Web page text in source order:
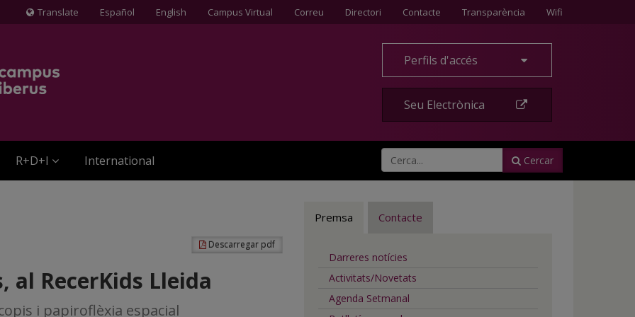
Icona
Translate Español English Campus Virtual Correu Directori Contacte
Contacte Transparència Wifi
Perfils d'accés
Seu Electrònica
R+D+I International Cercar
Descarregar pdf
al RecerKids Lleida
i papiroflèxia espacial
Premsa Contacte
Darreres notícies
Activitats/Novetats
Agenda Setmanal